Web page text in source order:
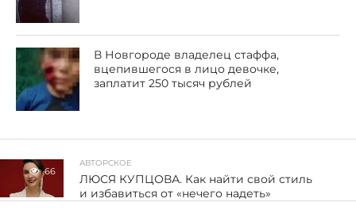
В Новгороде владелец стаффа,
вцепившегося в лицо девочке,
заплатит 250 тысяч рублей
66
АВТОРСКОЕ
ЛЮСЯ КУПЦОВА. Как найти свой стиль
и избавиться от «нечего надеть»